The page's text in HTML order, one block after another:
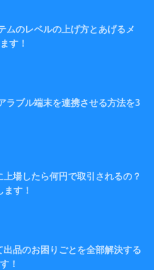
のレベルの上げ方とあげるメ
す！
ラブル端末を連携させる方法を3
場したら何円で取引されるの？
す！
品のお困りごとを全部解決する
！